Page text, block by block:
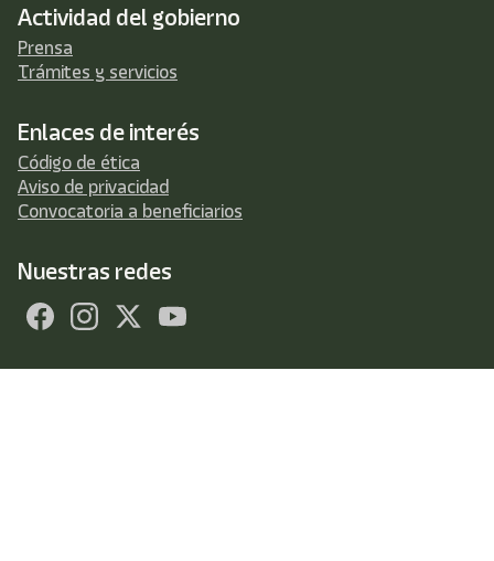
Actividad del gobierno
Prensa
Trámites y servicios
Enlaces de interés
Código de ética
Aviso de privacidad
Convocatoria a beneficiarios
Nuestras redes